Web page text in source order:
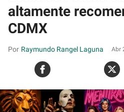
altamente
CDMX
Raymundo Rangel Laguna Abr